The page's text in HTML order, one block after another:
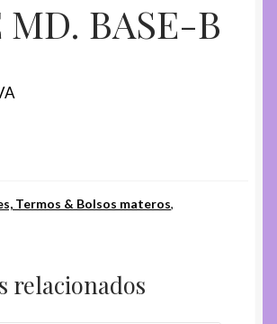
MD. BASE-B
Termos & Bolsos materos,
relacionados